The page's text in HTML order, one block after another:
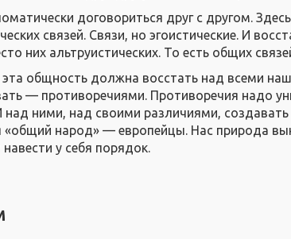
договориться друг с другом.
связей. Связи, но эгоистические. И
них альтруистических. То есть общих
общность должна восстать над всеми
— противоречиями. Противоречия надо
над ними, над своими различиями,
«общий народ» — европейцы. Нас природа
у себя порядок.